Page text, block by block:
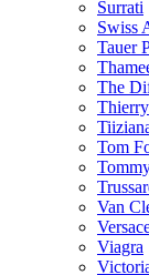
Surrati
Swiss
Tauer
The
Thierry
Tom
Van
Viagra